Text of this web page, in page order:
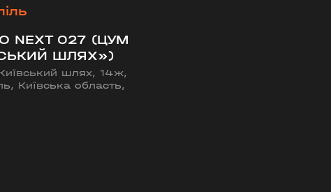
NEXT 027 (ЦУМ
ШЛЯХ»)
шлях, 14ж,
Київська область,